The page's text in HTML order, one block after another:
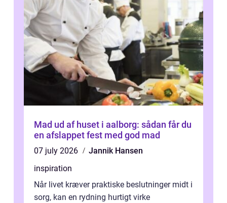
Mad ud af huset i aalborg: sådan får du
en afslappet fest med god mad
07 july 2026
Jannik Hansen
inspiration
Når livet kræver praktiske beslutninger midt i
sorg, kan en rydning hurtigt virke